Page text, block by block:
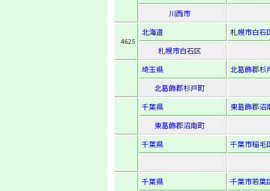
川西市
4625
北海道
札幌市白石
札幌市白石区
埼玉県
北葛飾郡杉
北葛飾郡杉戸町
千葉県
東葛飾郡沼
東葛飾郡沼南町
千葉県
千葉市稲毛
千葉県 千葉市若葉